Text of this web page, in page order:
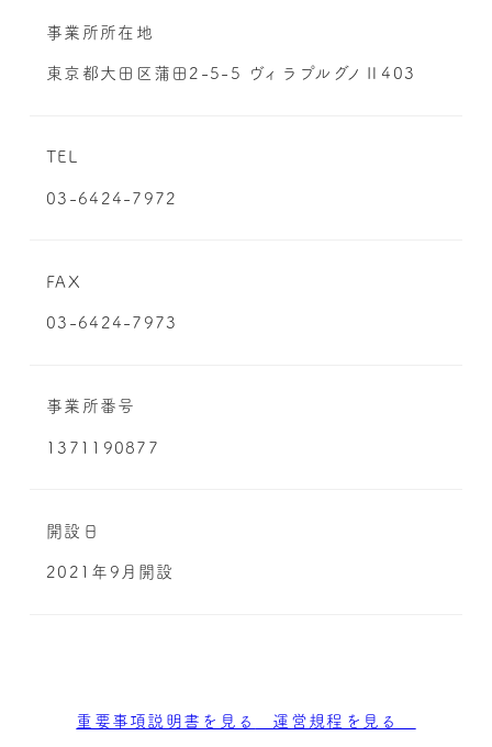
事業所所在地
東京都大田区蒲田2-5-5 ヴィラプルグノⅡ403
TEL
03-6424-7972
FAX
03-6424-7973
事業所番号
1371190877
開設日
2021年9月開設
重要事項説明書を見る 運営規程を見る